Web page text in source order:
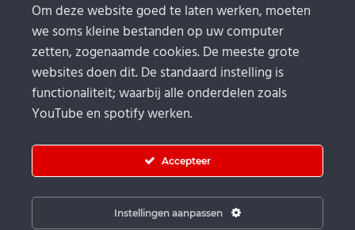
MAIL
Algemeen: info@baroeg.nl
Bands & boeking: leon@baroeg.nl
Promotie & publiciteit: francis@baroeg.nl
Om deze website goed te laten werken, moeten
we soms kleine bestanden op uw computer
zetten, zogenaamde cookies. De meeste grote
websites doen dit. De standaard instelling is
functionaliteit; waarbij alle onderdelen zoals
YouTube en spotify werken.
Accepteer
Instellingen aanpassen